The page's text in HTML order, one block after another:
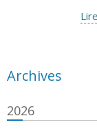
Archives
2026